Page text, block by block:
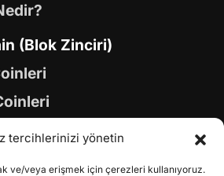
tercihlerinizi yönetin
ve/veya erişmek için çerezleri kullanıyoruz.
(Blok Zinciri)
(AI) Coinleri